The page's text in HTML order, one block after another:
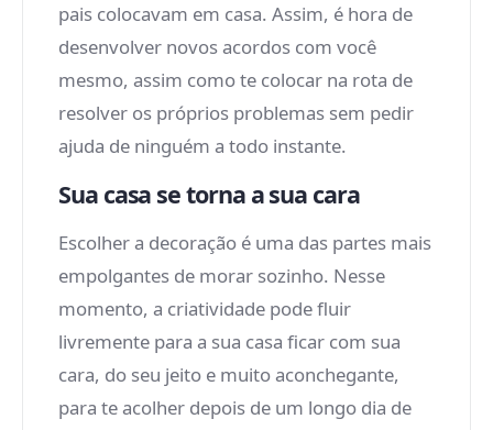
pais colocavam em casa. Assim, é hora de
desenvolver novos acordos com você
mesmo, assim como te colocar na rota de
resolver os próprios problemas sem pedir
ajuda de ninguém a todo instante.
Sua casa se torna a sua cara
Escolher a decoração é uma das partes mais
empolgantes de morar sozinho. Nesse
momento, a criatividade pode fluir
livremente para a sua casa ficar com sua
cara, do seu jeito e muito aconchegante,
para te acolher depois de um longo dia de